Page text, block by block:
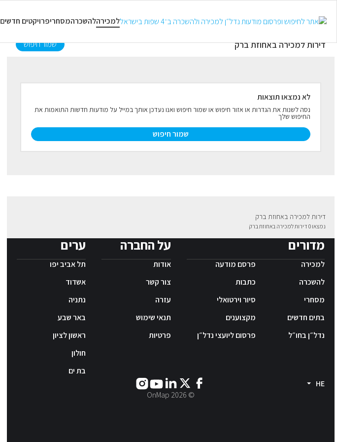
למכירהלהשכרהמסחריפרויקטים חדשים
למכירה
דירות למכירה באחוזת ברק שמור חיפוש
לא נמצאו תוצאות
נסה לשנות את הגדרות או אזור חיפוש או שמור חיפוש ואנו נעדכן אותך במייל על מודעות חדשות התואמות את
החיפוש שלך
שמור חיפוש
דירות למכירה באחוזת ברק
נמצאו 0 דירות למכירה באחוזת ברק
מדורים
למכירה
להשכרה
מסחרי
בתים חדשים
נדל״ן בחו״ל
פרסם מודעה
כתבות
סיור וירטואלי
מקצוענים
פרסום ליועצי נדל״ן
ערים
תל אביב יפו
אשדוד
נתניה
באר שבע
ראשון לציון
חולון
בת ים
על החברה
אודות
צור קשר
עזרה
תנאי שימוש
פרטיות
HE
© OnMap
2026